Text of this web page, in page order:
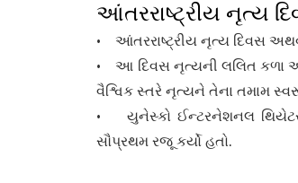
આંતરરાષ્ટ્રીય નૃત્ય
• આંતરરાષ્ટ્રીય નૃત્ય દિવસ
• આ દિવસ નૃત્યની લલિત કળા
વૈશ્વિક સ્તરે નૃત્યને તેના તમામ
• યુનેસ્કો ઈન્ટરનેશનલ થિયેટર
સૌપ્રથમ રજૂ કર્યો હતો.